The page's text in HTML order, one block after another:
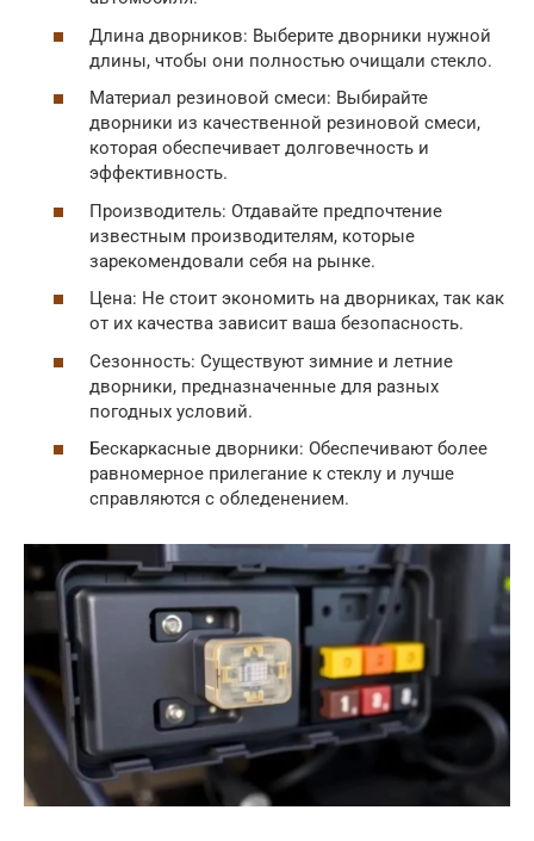
Длина дворников: Выберите дворники нужной
длины, чтобы они полностью очищали стекло.
Материал резиновой смеси: Выбирайте
дворники из качественной резиновой смеси,
которая обеспечивает долговечность и
эффективность.
Производитель: Отдавайте предпочтение
известным производителям, которые
зарекомендовали себя на рынке.
Цена: Не стоит экономить на дворниках, так как
от их качества зависит ваша безопасность.
Сезонность: Существуют зимние и летние
дворники, предназначенные для разных
погодных условий.
Бескаркасные дворники: Обеспечивают более
равномерное прилегание к стеклу и лучше
справляются с обледенением.